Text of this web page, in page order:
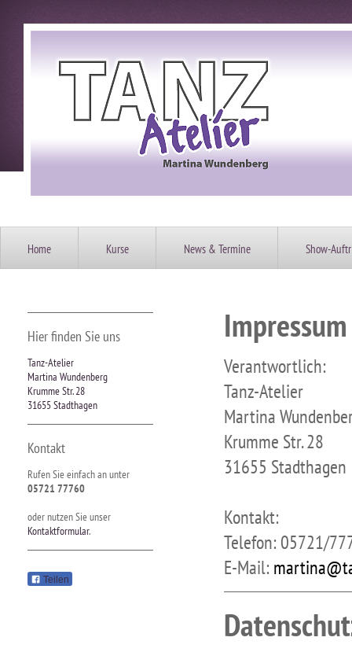
Home Kurse News & Termine Show-
Hier finden Sie uns
Tanz-Atelier
Martina Wundenberg
Krumme Str. 28
31655 Stadthagen
Kontakt
Rufen Sie einfach an unter
05721 77760
oder nutzen Sie unser
Kontaktformular.
Teilen
Impressum
Verantwortlich:
Tanz-Atelier
Martina
Krumme Str. 28
31655 Stadthagen
Kontakt:
Telefon: 05721/
E-Mail: